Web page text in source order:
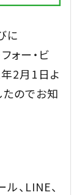
に
ォー・ビ
年2月1日よ
のでお知
ル、LINE、